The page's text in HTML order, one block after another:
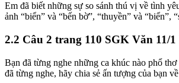
Em đã biết những sự so sánh thú vị về tình
ảnh “biển” và “bến bờ”, “thuyền” và “biển”,
2.2 Câu 2 trang 110 SGK Văn 11/
Bạn đã từng nghe những ca khúc nào phổ
đã từng nghe, hãy chia sẻ ấn tượng của bạn